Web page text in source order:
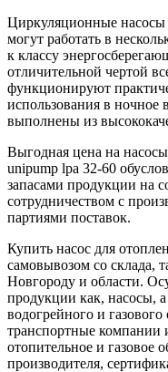
Циркуляционные
могут работать в
к классу
отличительной чертой
функционируют
использования в
выполнены из
Выгодная цена на
unipump lpa 32-60
запасами продукции на
сотрудничеством с
партиями поставок.
Купить насос для
самовывозом со склада,
Новгороду и области.
продукции как, насосы,
водогрейного и
транспортные
отопительное и газовое
производителя,